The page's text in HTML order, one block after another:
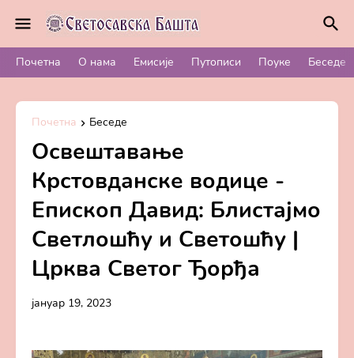
Почетна О нама Емисије Путописи Поуке Беседе
Почетна Беседе
Освештавање
Крстовданске водице -
Епископ Давид: Блистајмо
Светлошћу и Светошћу |
Црква Светог Ђорђа
јануар 19, 2023